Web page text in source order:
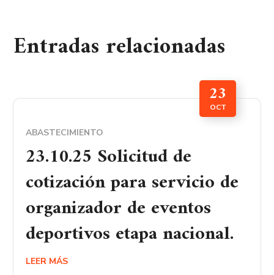
Entradas relacionadas
23
OCT
ABASTECIMIENTO
23.10.25 Solicitud de
cotización para servicio de
organizador de eventos
deportivos etapa nacional.
LEER MÁS